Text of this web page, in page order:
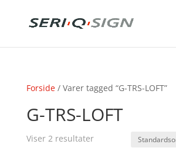
Forside/ Varer tagged “G-TRS-LOFT”
G-TRS-LOFT
Viser 2 resultater